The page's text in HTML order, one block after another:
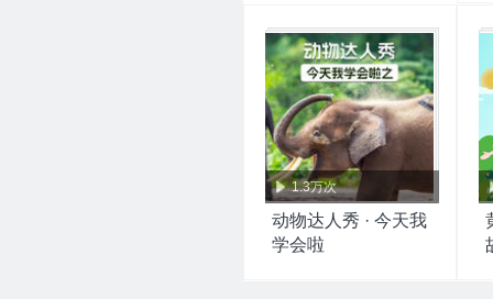
1.3万次
动物达人秀 · 今天我
学会啦